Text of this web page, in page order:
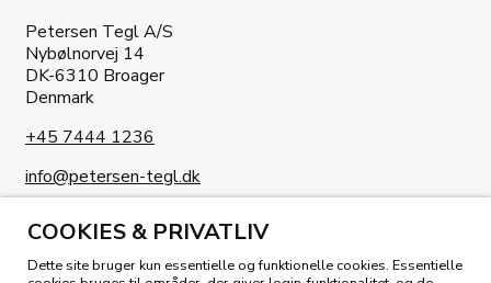
COOKIES & PRIVATLIV
Dette site bruger kun essentielle og funktionelle cookies. Essentielle
Petersen Tegl A/S
Nybølnorvej 14
DK-6310 Broager
Denmark
+45 7444 1236
info@petersen-tegl.dk